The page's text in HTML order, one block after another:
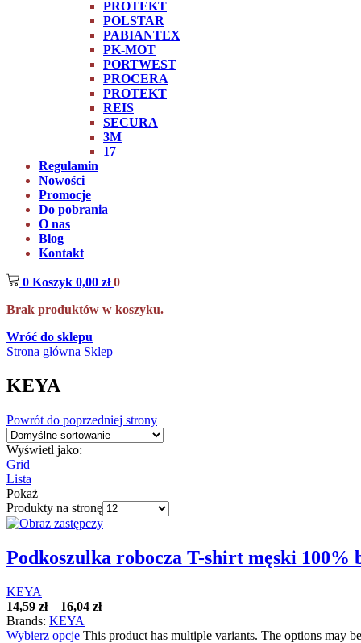
PROTEKT
POLSTAR
PABIANTEX
PK-MOT
PORTWEST
PROCERA
PROTEKT
REIS
SECURA
3M
17
Regulamin
Nowości
Promocje
Do pobrania
O nas
Blog
Kontakt
0 Koszyk 0,00 zł 0
Brak produktów w koszyku.
Wróć do sklepu
Strona główna Sklep
KEYA
Powrót do poprzedniej strony
Wyświetl jako:
Grid
Lista
Pokaż
Produkty na stronę
Podkoszulka robocza T-shirt męski 100%
KEYA
14,59 zł– 16,04 zł
Brands: KEYA
Wybierz opcje This product has multiple variants. The options may